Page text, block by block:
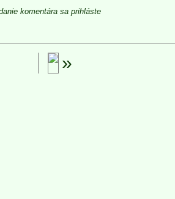
komentára sa prihláste